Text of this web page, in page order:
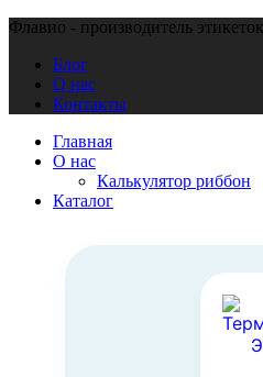
Флавио - производитель этикеток
Блог
О нас
Контакты
Главная
О нас
Калькулятор риббон
Каталог